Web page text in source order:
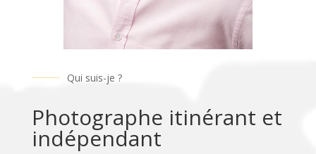
Qui suis-je ?
Photographe itinérant et
indépendant